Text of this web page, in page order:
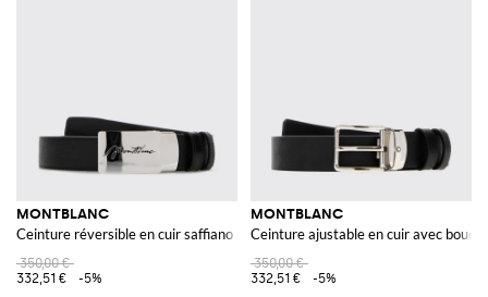
MONTBLANC
Ceinture réversible en cuir saffiano
350,00 €
332,51 €
-5%
MONTBLANC
Ceinture ajustable en cuir avec
350,00 €
332,51 €
-5%